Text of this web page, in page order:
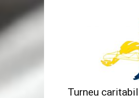
Turneu